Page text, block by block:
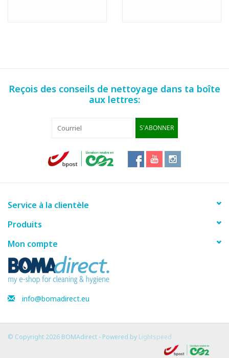
Reçois des conseils de nettoyage dans ta boîte
aux lettres:
S'ABONNER
Service à la clientèle
Produits
Mon compte
info@bomadirect.eu
© Copyright 2026 BOMAdirect - Powered by Lightspeed